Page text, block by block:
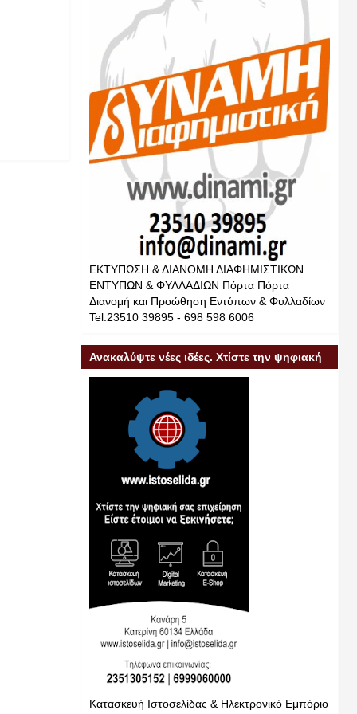
ΕΚΤΥΠΩΣΗ & ΔΙΑΝΟΜΗ ΔΙΑΦΗΜΙΣΤΙΚΩΝ
ΕΝΤΥΠΩΝ & ΦΥΛΛΑΔΙΩΝ Πόρτα Πόρτα
Διανομή και Προώθηση Εντύπων & Φυλλαδίων
Tel:23510 39895 - 698 598 6006
Ανακαλύψτε νέες ιδέες. Χτίστε την ψηφιακή
σας επιχείρηση
Κατασκευή Ιστοσελίδας & Ηλεκτρονικό Εμπόριο